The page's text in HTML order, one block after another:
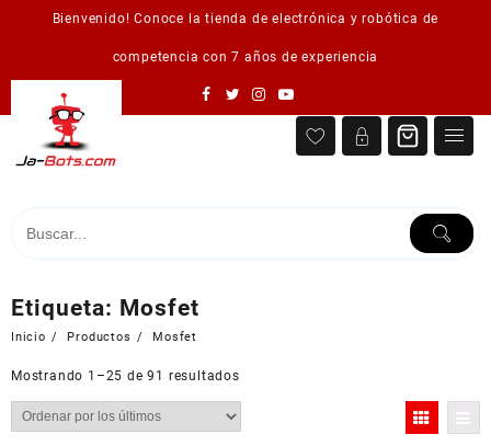
Bienvenido! Conoce la tienda de electrónica y robótica de
competencia con 7 años de experiencia
Etiqueta: Mosfet
Inicio Productos Mosfet
Mostrando 1–25 de 91 resultadosOrdenado
por